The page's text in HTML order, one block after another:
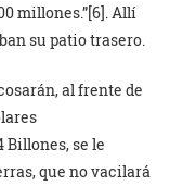
millones.”[6]. Allí
su patio trasero.
al frente de
Billones, se le
que no vacilará